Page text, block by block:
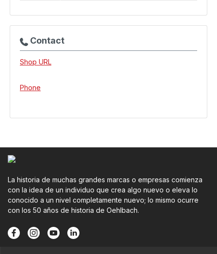
Contact
Shop URL
Phone
La historia de muchas grandes marcas o empresas comienza
con la idea de un individuo que crea algo nuevo o eleva lo
conocido a un nivel completamente nuevo; lo mismo ocurre
con los 50 años de historia de Oehlbach.